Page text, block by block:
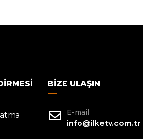
BIZE ULAŞIN
E-mail
info@ilketv.com.tr